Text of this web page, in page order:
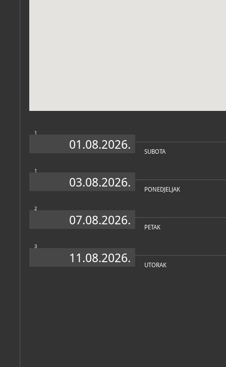
1
01.08.2026. SUBOTA
1
03.08.2026. PONEDJELJAK
2
07.08.2026. PETAK
3
11.08.2026. UTORAK